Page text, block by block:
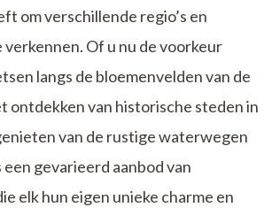
om verschillende regio’s en
verkennen. Of u nu de voorkeur
langs de bloemenvelden van de
ontdekken van historische steden in
van de rustige waterwegen
een gevarieerd aanbod van
elk hun eigen unieke charme en